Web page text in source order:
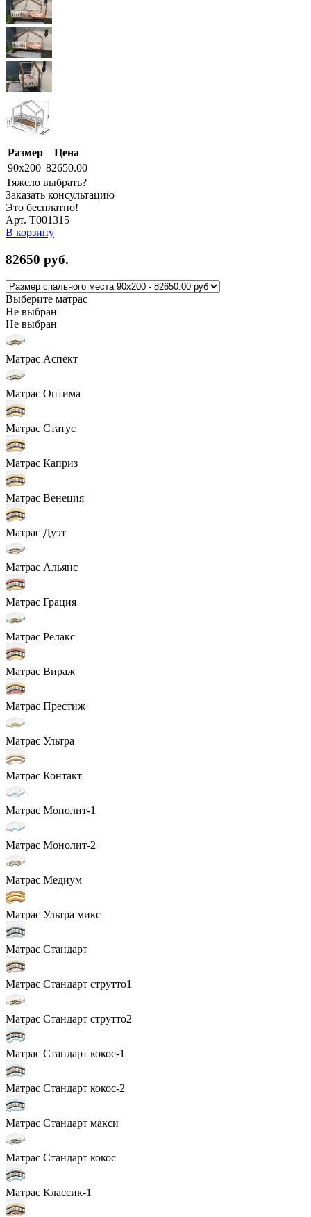
Размер
Цена
90x200 82650.00
Тяжело выбрать?
Заказать консультацию
Это бесплатно!
Арт. Т001315
В корзину
82650 руб.
Выберите матрас
Не выбран
Не выбран
Матрас Аспект
Матрас Оптима
Матрас Статус
Матрас Каприз
Матрас Венеция
Матрас Дуэт
Матрас Альянс
Матрас Грация
Матрас Релакс
Матрас Вираж
Матрас Престиж
Матрас Ультра
Матрас Контакт
Матрас Монолит-1
Матрас Монолит-2
Матрас Медиум
Матрас Ультра микс
Матрас Стандарт
Матрас Стандарт струтто1
Матрас Стандарт струтто2
Матрас Стандарт кокос-1
Матрас Стандарт кокос-2
Матрас Стандарт макси
Матрас Стандарт кокос
Матрас Классик-1